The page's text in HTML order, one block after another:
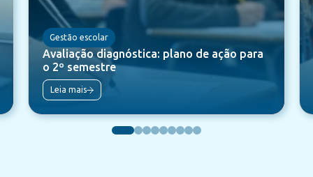
Gestão escolar
Avaliação diagnóstica: plano de ação para
o 2º semestre
Leia mais